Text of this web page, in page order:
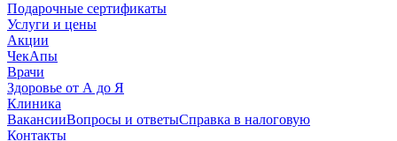
Подарочные сертификаты
Услуги и цены
Акции
ЧекАпы
Врачи
Здоровье от А до Я
Клиника
ВакансииВопросы и ответыСправка в налоговую
Контакты